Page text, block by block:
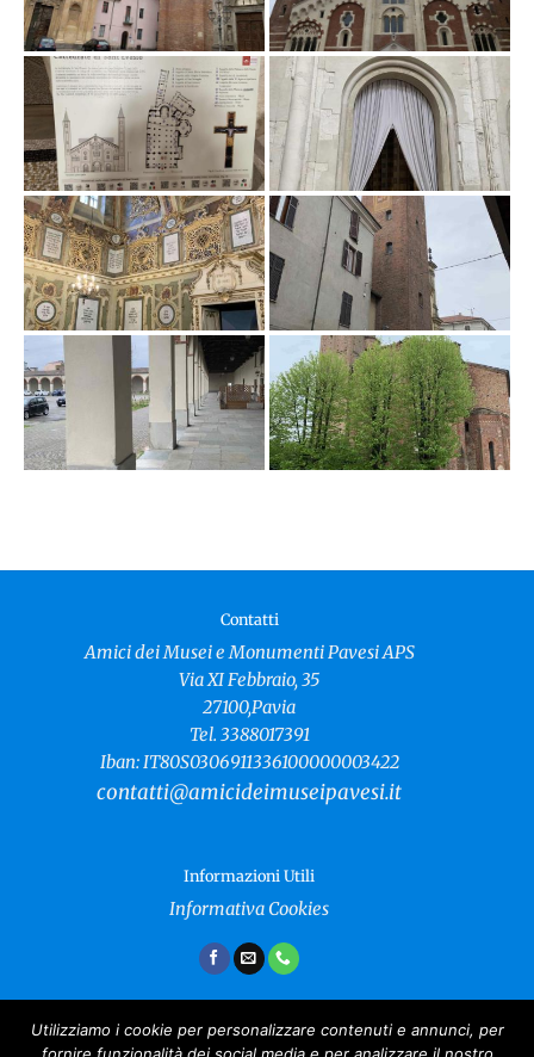
Contatti
Amici dei Musei e Monumenti Pavesi APS
Via XI Febbraio, 35
27100,Pavia
Tel. 3388017391
Iban: IT80S0306911336100000003422
contatti@amicideimuseipavesi.it
Informazioni Utili
Informativa Cookies
Utilizziamo i cookie per personalizzare contenuti e annunci, per